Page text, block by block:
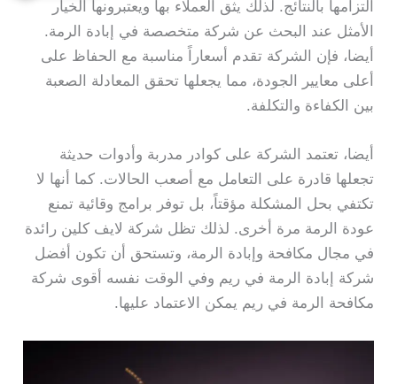
التزامها بالنتائج. لذلك يثق العملاء بها ويعتبرونها الخيار
الأمثل عند البحث عن شركة متخصصة في إبادة الرمة.
أيضا، فإن الشركة تقدم أسعاراً مناسبة مع الحفاظ على
أعلى معايير الجودة، مما يجعلها تحقق المعادلة الصعبة
بين الكفاءة والتكلفة.
أيضا، تعتمد الشركة على كوادر مدربة وأدوات حديثة
تجعلها قادرة على التعامل مع أصعب الحالات. كما أنها لا
تكتفي بحل المشكلة مؤقتاً، بل توفر برامج وقائية تمنع
عودة الرمة مرة أخرى. لذلك تظل شركة لايف كلين رائدة
في مجال مكافحة وإبادة الرمة، وتستحق أن تكون أفضل
شركة إبادة الرمة في ريم وفي الوقت نفسه أقوى شركة
مكافحة الرمة في ريم يمكن الاعتماد عليها.